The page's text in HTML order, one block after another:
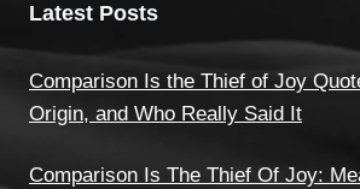
Latest Posts
Comparison Is the Thief of Joy
Origin, and Who Really Said It
Comparison Is The Thief Of Joy: